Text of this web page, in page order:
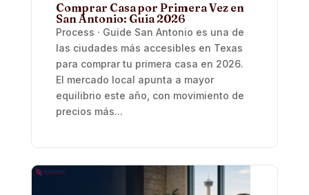
Comprar Casa por Primera Vez en
San Antonio: Guia 2026
Process · Guide San Antonio es una de
las ciudades más accesibles en Texas
para comprar tu primera casa en 2026.
El mercado local apunta a mayor
equilibrio este año, con movimiento de
precios más...